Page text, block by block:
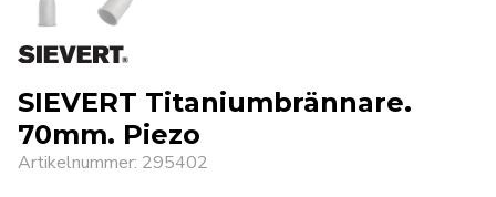
SIEVERT Titaniumbrännare.
70mm. Piezo
Artikelnummer: 295402